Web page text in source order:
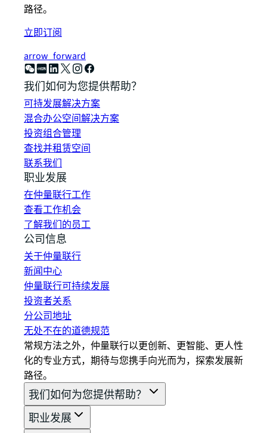
路径。
立即订阅
arrow_forward
我们如何为您提供帮助？
可持发展解决方案
混合办公空间解决方案
投资组合管理
查找并租赁空间
联系我们
职业发展
在仲量联行工作
查看工作机会
了解我们的员工
公司信息
关于仲量联行
新闻中心
仲量联行可持续发展
投资者关系
分公司地址
无处不在的道德规范
常规方法之外，仲量联行以更创新、更智能、更人性
化的专业方式，期待与您携手向光而为，探索发展新
路径。
我们如何为您提供帮助？
职业发展